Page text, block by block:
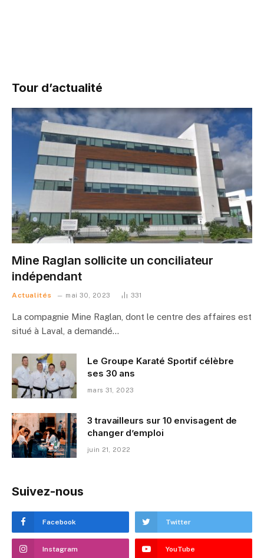
Tour d’actualité
Mine Raglan sollicite un conciliateur
indépendant
Actualités mai 30, 2023 331
La compagnie Mine Raglan, dont le centre des affaires est
situé à Laval, a demandé…
Le Groupe Karaté Sportif célèbre
ses 30 ans
mars 31, 2023
3 travailleurs sur 10 envisagent de
changer d’emploi
juin 21, 2022
Suivez-nous
Facebook Twitter
Instagram YouTube